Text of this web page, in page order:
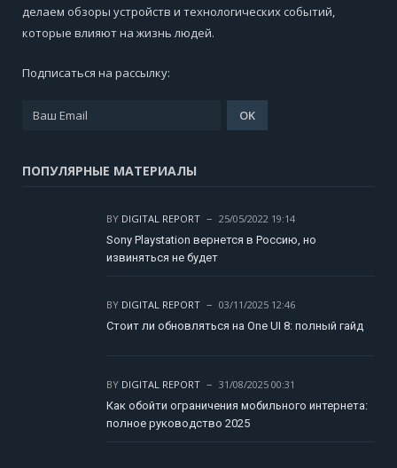
делаем обзоры устройств и технологических событий,
которые влияют на жизнь людей.
Подписаться на рассылку:
ПОПУЛЯРНЫЕ МАТЕРИАЛЫ
BY DIGITAL REPORT
25/05/2022 19:14
Sony Playstation вернется в Россию, но
извиняться не будет
BY DIGITAL REPORT
03/11/2025 12:46
Стоит ли обновляться на One UI 8: полный гайд
BY DIGITAL REPORT
31/08/2025 00:31
Как обойти ограничения мобильного интернета:
полное руководство 2025